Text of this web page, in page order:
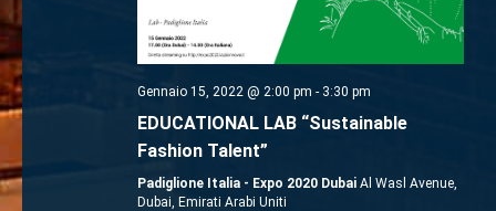
Gennaio 15, 2022 @ 2:00 pm - 3:30 pm
EDUCATIONAL LAB “Sustainable
Fashion Talent”
Padiglione Italia - Expo 2020 Dubai Al Wasl Avenue,
Dubai, Emirati Arabi Uniti